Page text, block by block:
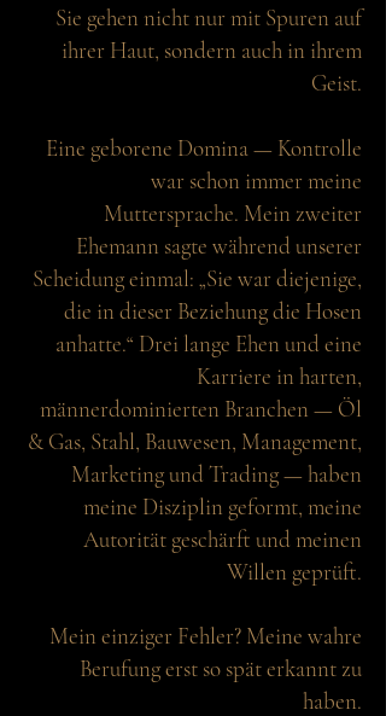
Sie gehen nicht nur mit Spuren auf
ihrer Haut, sondern auch in ihrem
Geist.
Eine geborene Domina — Kontrolle
war schon immer meine
Muttersprache. Mein zweiter
Ehemann sagte während unserer
Scheidung einmal: „Sie war diejenige,
die in dieser Beziehung die Hosen
anhatte.“ Drei lange Ehen und eine
Karriere in harten,
männerdominierten Branchen — Öl
& Gas, Stahl, Bauwesen, Management,
Marketing und Trading — haben
meine Disziplin geformt, meine
Autorität geschärft und meinen
Willen geprüft.
Mein einziger Fehler? Meine wahre
Berufung erst so spät erkannt zu
haben.